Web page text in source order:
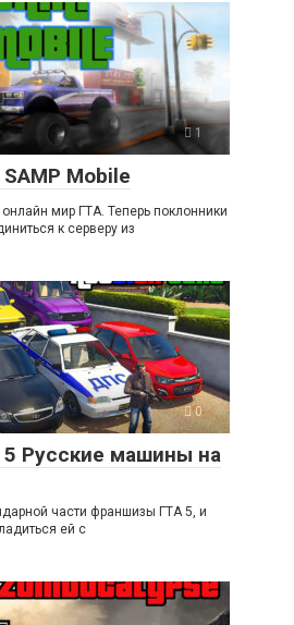
1
Mobile
мир ГТА. Теперь поклонники
к серверу из
0
5 Русские машины на
части франшизы ГТА 5, и
ей с